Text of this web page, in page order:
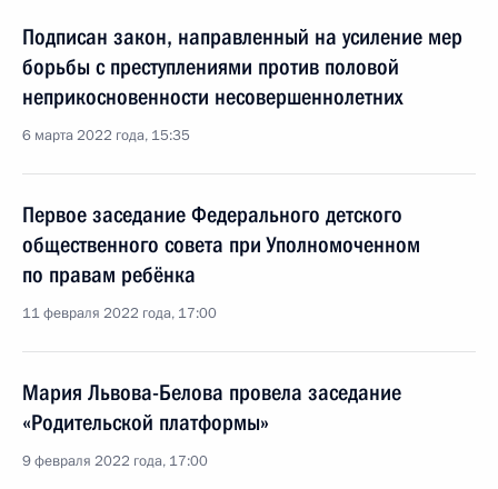
Подписан закон, направленный на усиление мер
борьбы с преступлениями против половой
неприкосновенности несовершеннолетних
6 марта 2022 года, 15:35
Первое заседание Федерального детского
общественного совета при Уполномоченном
по правам ребёнка
11 февраля 2022 года, 17:00
Мария Львова-Белова провела заседание
«Родительской платформы»
9 февраля 2022 года, 17:00